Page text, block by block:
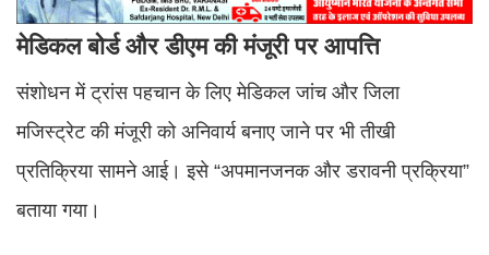
मेडिकल बोर्ड और डीएम की मंजूरी पर आपत्ति
संशोधन में ट्रांस पहचान के लिए मेडिकल जांच और जिला
मजिस्ट्रेट की मंजूरी को अनिवार्य बनाए जाने पर भी तीखी
प्रतिक्रिया सामने आई। इसे “अपमानजनक और डरावनी प्रक्रिया”
बताया गया।